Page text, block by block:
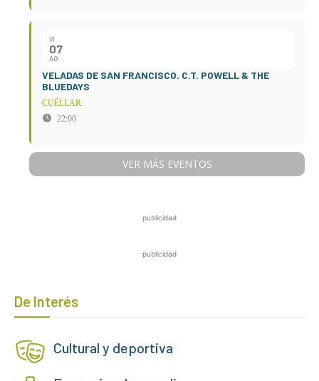
VI
07
AG
VELADAS DE SAN FRANCISCO. C.T. POWELL & THE
BLUEDAYS
CUÉLLAR
22:00
VER MÁS EVENTOS
publicidad
publicidad
De Interés
Cultural y deportiva